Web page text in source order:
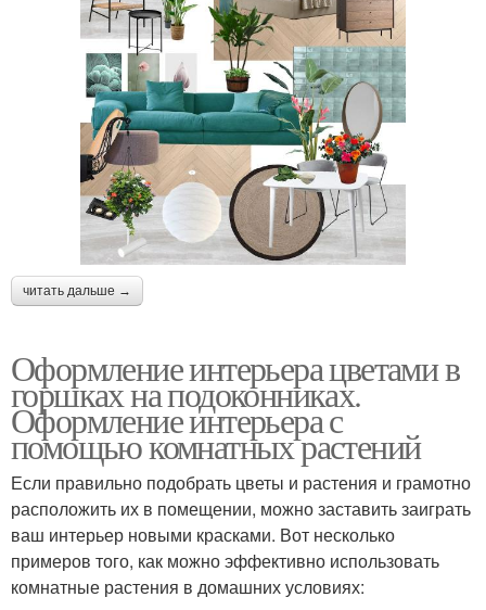
читать дальше →
Оформление интерьера цветами в
горшках на подоконниках.
Оформление интерьера с
помощью комнатных растений
Если правильно подобрать цветы и растения и грамотно
расположить их в помещении, можно заставить заиграть
ваш интерьер новыми красками. Вот несколько
примеров того, как можно эффективно использовать
комнатные растения в домашних условиях: